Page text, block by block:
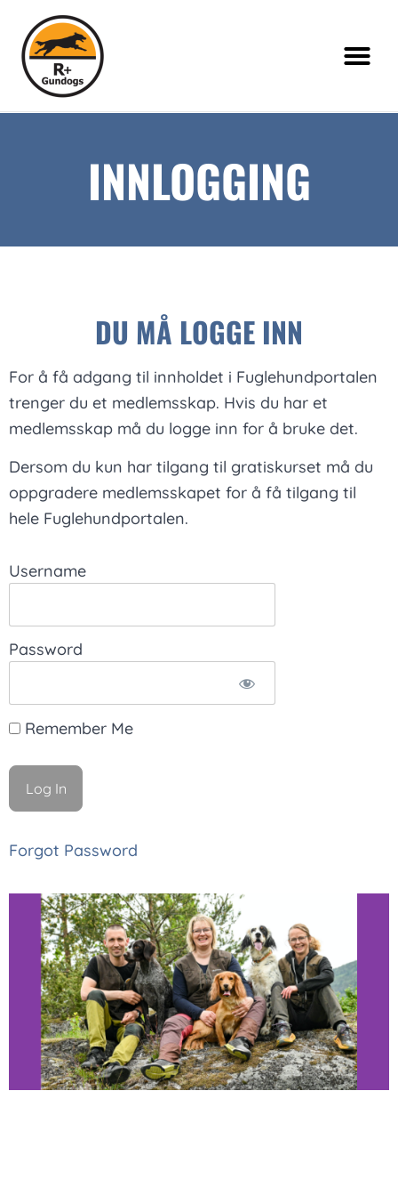
INNLOGGING
DU MÅ LOGGE INN
For å få adgang til innholdet i Fuglehundportalen
trenger du et medlemsskap. Hvis du har et
medlemsskap må du logge inn for å bruke det.
Dersom du kun har tilgang til gratiskurset må du
oppgradere medlemsskapet for å få tilgang til
hele Fuglehundportalen.
Username
Password
Remember Me
Forgot Password